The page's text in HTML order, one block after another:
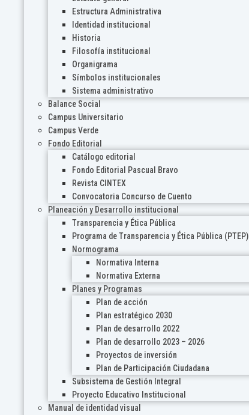
Estructura Administrativa
Identidad institucional
Historia
Filosofía institucional
Organigrama
Símbolos institucionales
Sistema administrativo
Balance Social
Campus Universitario
Campus Verde
Fondo Editorial
Catálogo editorial
Fondo Editorial Pascual Bravo
Revista CINTEX
Convocatoria Concurso de Cuento
Planeación y Desarrollo institucional
Transparencia y Ética Pública
Programa de Transparencia y Ética Pública (PTEP)
Normograma
Normativa Interna
Normativa Externa
Planes y Programas
Plan de acción
Plan estratégico 2030
Plan de desarrollo 2022
Plan de desarrollo 2023 – 2026
Proyectos de inversión
Plan de Participación Ciudadana
Subsistema de Gestión Integral
Proyecto Educativo Institucional
Manual de identidad visual